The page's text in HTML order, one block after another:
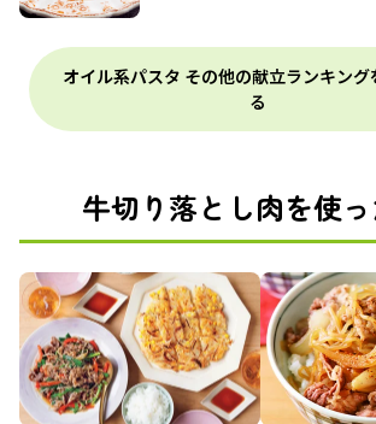
オイル系パスタ その他の献立ランキング
る
牛切り落とし肉を使